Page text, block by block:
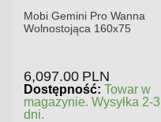
Mobi Gemini Pro Wanna
Wolnostojąca 160x75
6,097.00 PLN
Dostępność: Towar w
magazynie. Wysyłka 2-3
dni.